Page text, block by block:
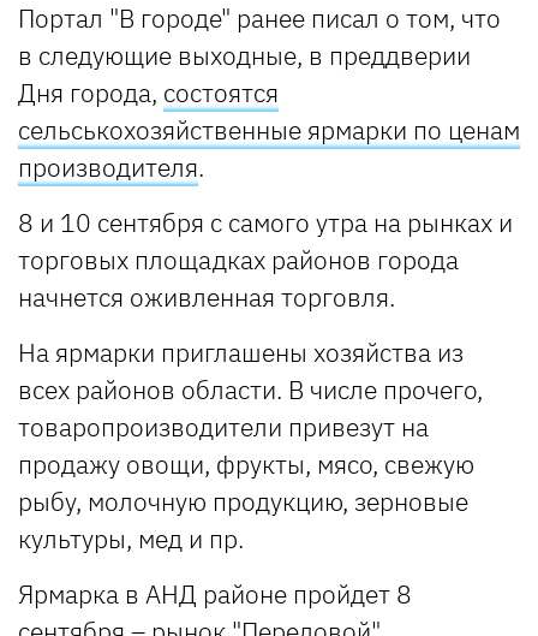
Портал "В городе" ранее писал о том, что
в следующие выходные, в преддверии
Дня города, состоятся
сельськохозяйственные ярмарки по ценам
производителя.
8 и 10 сентября с самого утра на рынках и
торговых площадках районов города
начнется оживленная торговля.
На ярмарки приглашены хозяйства из
всех районов области. В числе прочего,
товаропроизводители привезут на
продажу овощи, фрукты, мясо, свежую
рыбу, молочную продукцию, зерновые
культуры, мед и пр.
Ярмарка в АНД районе пройдет 8